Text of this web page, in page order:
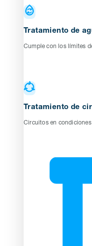
Tratamiento de
Cumple con los límites
Tratamiento de
Circuitos en